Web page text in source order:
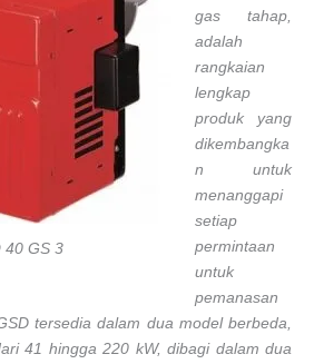
40 GS 3
gas tahap,
adalah
rangkaian
lengkap
produk yang
dikembangka
n untuk
menanggapi
setiap
permintaan
untuk
pemanasan
tersedia dalam dua model berbeda,
41 hingga 220 kW, dibagi dalam dua